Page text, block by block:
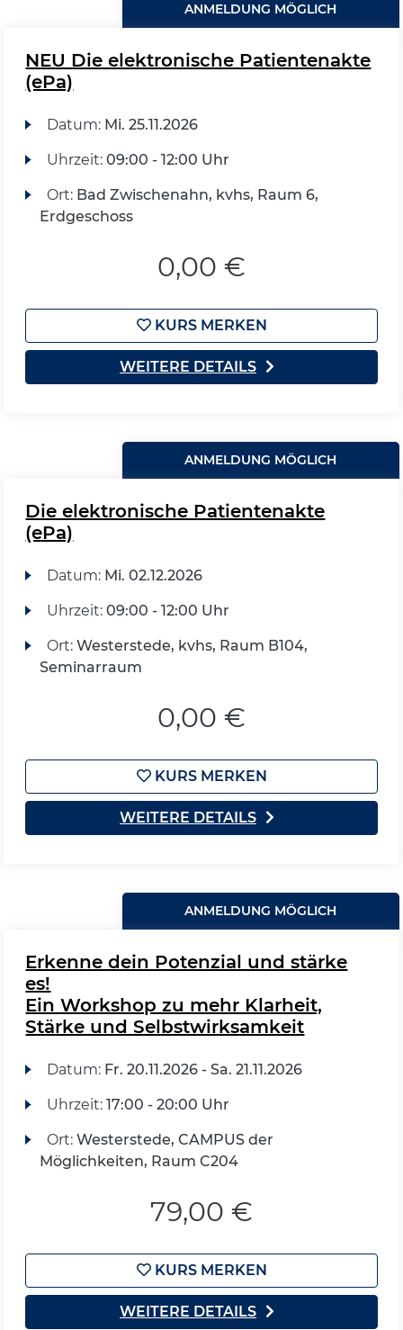
ANMELDUNG MÖGLICH
NEU Die elektronische Patientenakte
(ePa)
Datum: Mi. 25.11.2026
Uhrzeit: 09:00 - 12:00 Uhr
Ort: Bad Zwischenahn, kvhs, Raum 6,
Erdgeschoss
0,00 €
KURS MERKEN
WEITERE DETAILS
ANMELDUNG MÖGLICH
Die elektronische Patientenakte
(ePa)
Datum: Mi. 02.12.2026
Uhrzeit: 09:00 - 12:00 Uhr
Ort: Westerstede, kvhs, Raum B104,
Seminarraum
0,00 €
KURS MERKEN
WEITERE DETAILS
ANMELDUNG MÖGLICH
Erkenne dein Potenzial und stärke
es!
Ein Workshop zu mehr Klarheit,
Stärke und Selbstwirksamkeit
Datum: Fr. 20.11.2026 - Sa. 21.11.2026
Uhrzeit: 17:00 - 20:00 Uhr
Ort: Westerstede, CAMPUS der
Möglichkeiten, Raum C204
79,00 €
KURS MERKEN
WEITERE DETAILS